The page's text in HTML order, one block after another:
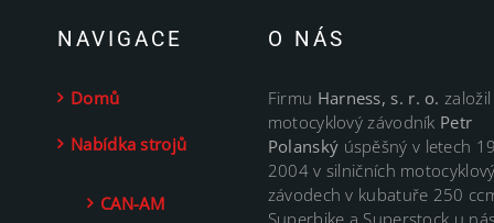
NAVIGACE
Domů
Nabídka strojů
CAN-AM
O NÁS
Firmu Harness, s. r. o.
motocyklový závodník Petr
Polanský úspěšný v letech
2004 v silničních
závodech v kubatuře 250
Superbike a Superstock u